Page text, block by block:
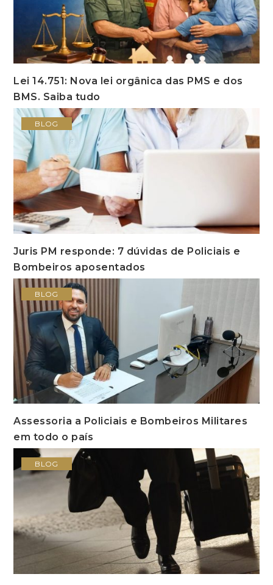
Lei 14.751: Nova lei orgânica das PMS e dos
BMS. Saiba tudo
BLOG
Juris PM responde: 7 dúvidas de Policiais e
Bombeiros aposentados
BLOG
Assessoria a Policiais e Bombeiros Militares
em todo o país
BLOG